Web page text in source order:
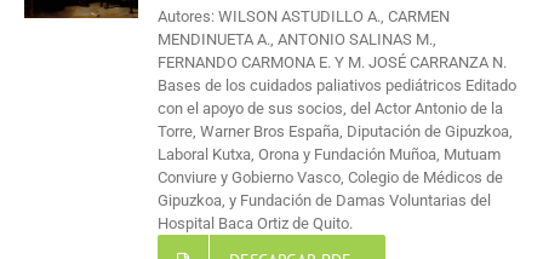
Autores: WILSON ASTUDILLO A., CARMEN
MENDINUETA A., ANTONIO SALINAS M.,
FERNANDO CARMONA E. Y M. JOSÉ CARRANZA N.
Bases de los cuidados paliativos pediátricos Editado
con el apoyo de sus socios, del Actor Antonio de la
Torre, Warner Bros España, Diputación de Gipuzkoa,
Laboral Kutxa, Orona y Fundación Muñoa, Mutuam
Conviure y Gobierno Vasco, Colegio de Médicos de
Gipuzkoa, y Fundación de Damas Voluntarias del
Hospital Baca Ortiz de Quito.